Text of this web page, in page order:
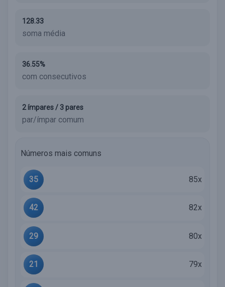
128.33
soma média
36.55%
com consecutivos
2 ímpares / 3 pares
par/ímpar comum
Números mais comuns
35 85x
42 82x
29 80x
21 79x